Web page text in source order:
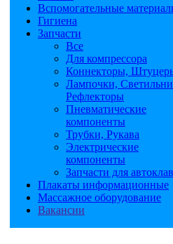
Вспомогательные
Гигиена
Запчасти
Все
Для компрессора
Коннекторы,
Лампочки,
Рефлекторы
Пневматические
компоненты
Трубки, Рукава
Электрические
компоненты
Запчасти для
Плакаты информационные
Массажное оборудование
Вакансии